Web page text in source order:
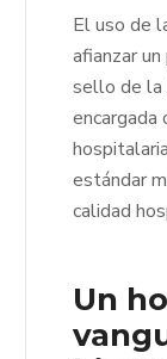
El uso de
afianzar
sello de la
encargada
estándar
calidad
Un